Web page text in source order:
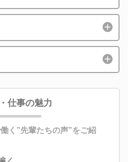
仕事の魅力
く”先輩たちの声”をご紹
／